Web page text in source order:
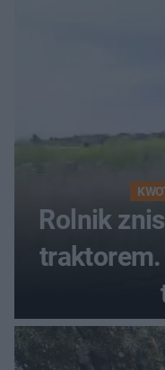
Rolnik